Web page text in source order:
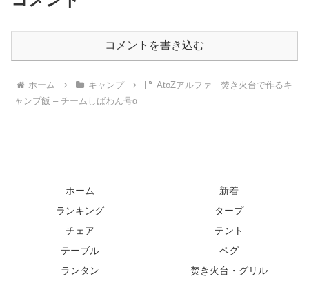
コメントを書き込む
ホーム キャンプ
AtoZアルファ 焚き火台で作るキ
ャンプ飯 – チームしばわん号α
ホーム
新着
ランキング
タープ
チェア
テント
テーブル
ペグ
ランタン
焚き火台・グリル